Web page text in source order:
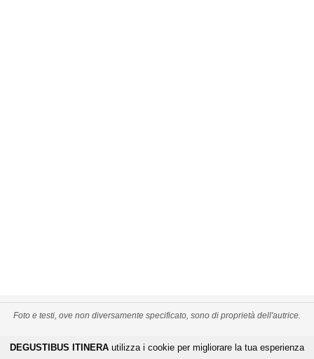
Foto e testi, ove non diversamente specificato, sono di proprietà dell'autrice.
PRIVACY POLICY-CREDITS -MAPPA DEL SITO
DEGUSTIBUS ITINERA utilizza i cookie per migliorare la tua esperienza